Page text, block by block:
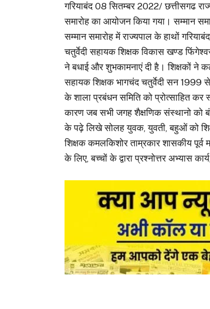
गरियाबंद 08 सितम्बर 2022/ छत्तीसगढ
समारोह का आयोजन किया गया। सम्मान
सम्मान समारोह में राज्यपाल के हाथों
चतुर्वेदी सहायक शिक्षक विकास खण्ड
ने बधाई और शुभकामनाएं दी है। शिक्षकों ने
सहायक शिक्षक भागचंद चतुर्वेदी सन 1999
के शाला प्रबंधन समिति को प्रोत्साहित कर
कारण जब सभी जगह शैक्षणिक संस्थानो को बंद
के पढ़े लिखे सोलह युवक, युवती, बहुओं को
शिक्षक कमलकिशोर ताम्रकार शासकीय पूर्व
के लिए, बच्चों के द्वारा प्रश्नोत्तर अभ्यास